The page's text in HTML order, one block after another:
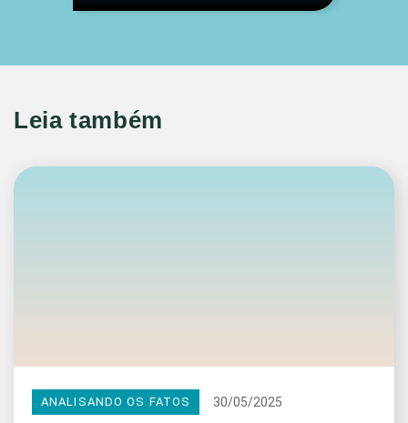
Leia também
ANALISANDO OS FATOS 30/05/2025